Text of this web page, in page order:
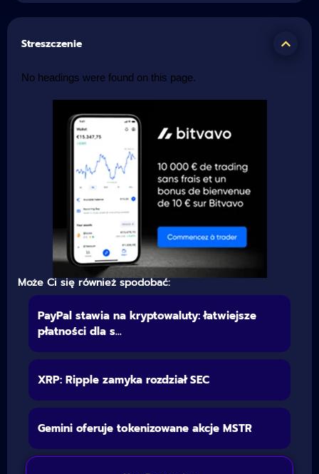
Streszczenie
No headings were found on this page.
Może Ci się również spodobać:
PayPal stawia na kryptowaluty: łatwiejsze
płatności dla s...
XRP: Ripple zamyka rozdział SEC
Gemini oferuje tokenizowane akcje MSTR